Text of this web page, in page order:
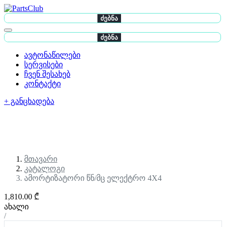
ძებნა
ძებნა
ავტონაწილები
სერვისები
ჩვენ შესახებ
კონტაქტი
+ განცხადება
მთავარი
კატალოგი
ამორტიზატორი წნ/მც ელექტრო 4X4
1,810.00 ₾
ახალი
/